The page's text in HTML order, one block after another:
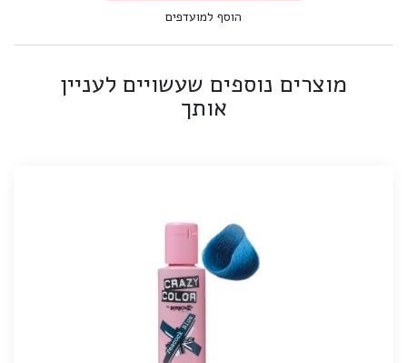
הוסף למועדפים
מוצרים נוספים שעשויים לעניין
אותך